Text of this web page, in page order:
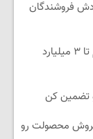
گردش فروشندگان
صاحب فروشگاه هستی؟ وام تا ۳ میلیارد
تضمین کن
محصولت رو